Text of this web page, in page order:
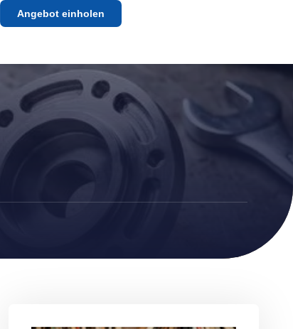
Angebot einholen